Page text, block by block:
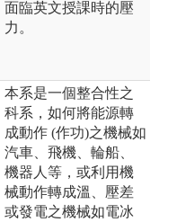
面臨英文授課時的壓
力。
本系是一個整合性之
科系，如何將能源轉
成動作 (作功)之機械如
汽車、飛機、輪船、
機器人等，或利用機
械動作轉成溫、壓差
或發電之機械如電冰